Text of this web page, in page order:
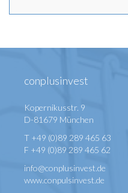
conplusinvest
Kopernikusstr. 9
D-81679 München
T +49 (0)89 289 465 63
F +49 (0)89 289 465 62
info@conplusinvest.de
www.conpulsinvest.de